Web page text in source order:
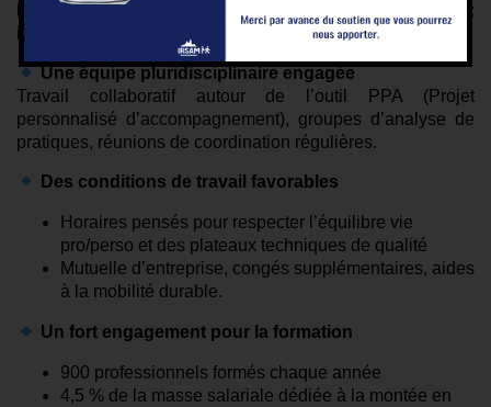
l’ensemble de nos équipes autour d’objectifs communs :
innovation, inclusion, engagement.
Une équipe pluridisciplinaire engagée
Travail collaboratif autour de l’outil PPA (Projet
personnalisé d’accompagnement), groupes d’analyse de
pratiques, réunions de coordination régulières.
Des conditions de travail favorables
Horaires pensés pour respecter l’équilibre vie
pro/perso et des plateaux techniques de qualité
Mutuelle d’entreprise, congés supplémentaires, aides
à la mobilité durable.
Un fort engagement pour la formation
900 professionnels formés chaque année
4,5 % de la masse salariale dédiée à la montée en